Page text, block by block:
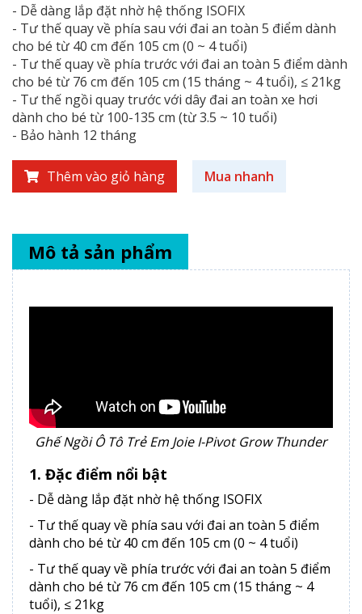
- Dễ dàng lắp đặt nhờ hệ thống ISOFIX
- Tư thế quay về phía sau với đai an toàn 5 điểm dành
cho bé từ 40 cm đến 105 cm (0 ~ 4 tuổi)
- Tư thế quay về phía trước với đai an toàn 5 điểm dành
cho bé từ 76 cm đến 105 cm (15 tháng ~ 4 tuổi), ≤ 21kg
- Tư thế ngồi quay trước với dây đai an toàn xe hơi
dành cho bé từ 100-135 cm (từ 3.5 ~ 10 tuổi)
- Bảo hành 12 tháng
Thêm vào giỏ hàng Mua nhanh
Mô tả sản phẩm
Ghế Ngồi Ô Tô Trẻ Em Joie I-Pivot Grow Thunder
1. Đặc điểm nổi bật
- Dễ dàng lắp đặt nhờ hệ thống ISOFIX
- Tư thế quay về phía sau với đai an toàn 5 điểm
dành cho bé từ 40 cm đến 105 cm (0 ~ 4 tuổi)
- Tư thế quay về phía trước với đai an toàn 5 điểm
dành cho bé từ 76 cm đến 105 cm (15 tháng ~ 4
tuổi), ≤ 21kg